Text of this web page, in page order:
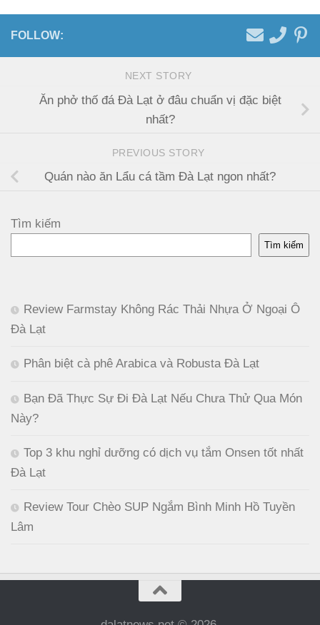
FOLLOW:
NEXT STORY
Ăn phở thố đá Đà Lạt ở đâu chuẩn vị đặc biệt
nhất?
PREVIOUS STORY
Quán nào ăn Lẩu cá tầm Đà Lạt ngon nhất?
Tìm kiếm
Tìm kiếm
Review Farmstay Không Rác Thải Nhựa Ở Ngoại Ô
Đà Lạt
Phân biệt cà phê Arabica và Robusta Đà Lạt
Bạn Đã Thực Sự Đi Đà Lạt Nếu Chưa Thử Qua Món
Này?
Top 3 khu nghỉ dưỡng có dịch vụ tắm Onsen tốt nhất
Đà Lạt
Review Tour Chèo SUP Ngắm Bình Minh Hồ Tuyền
Lâm